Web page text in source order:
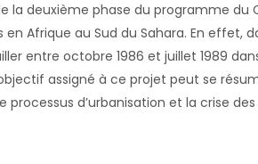
deuxième phase du programme du
Afrique au Sud du Sahara. En effet,
entre octobre 1986 et juillet 1989
assigné à ce projet peut se
d’urbanisation et la crise